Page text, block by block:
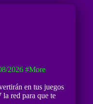
2026 #more
en tus juegos
red para que te